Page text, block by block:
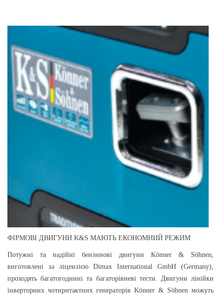
ФІРМОВІ ДВИГУНИ K&S МАЮТЬ ЕКОНОМНИЙ РЕЖИМ
Потужні та надійні бензинові двигуни Könner & Söhnen,
виготовлені за ліцензією Dimax International GmbH (Germany),
проходять багатогодинні та багаторівневі тести. Двигуни лінійки
інверторних чотиритактних генераторів Könner & Söhnen можуть